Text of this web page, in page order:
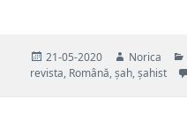
Publicat
pe
21-05-2020 Autor
Norica
revista, Română,șah,șahist